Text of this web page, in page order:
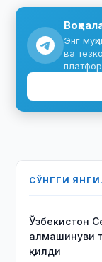
Энг
ва
СЎНГГИ
Ўзбекистон
алмашинуви
қилди